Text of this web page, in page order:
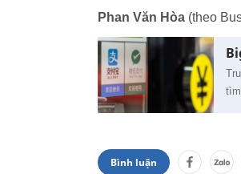
Phan Văn Hòa (theo
Bình luận